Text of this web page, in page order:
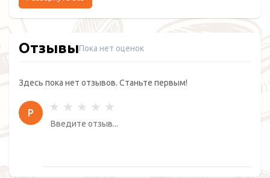
ОтзывыПока нет оценок
Здесь пока нет отзывов. Станьте первым!
Р